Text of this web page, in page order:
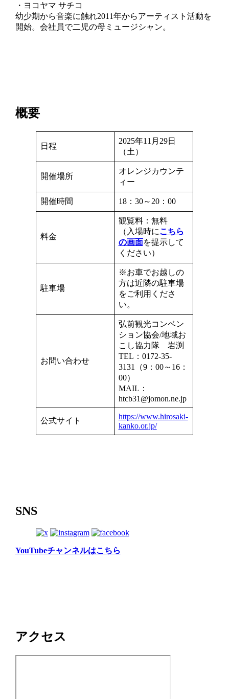
・ヨコヤマ サチコ
幼少期から音楽に触れ2011年からアーティスト活動を
開始。会社員で二児の母ミュージシャン。
概要
日程
2025年11月29日
（土）
開催場所
オレンジカウンテ
ィー
開催時間 18：30～20：00
料金
観覧料：無料
（入場時にこちら
の画面を提示して
ください）
駐車場
※お車でお越しの
方は近隣の駐車場
をご利用くださ
い。
お問い合わせ
弘前観光コンベン
ション協会/地域お
こし協力隊 岩渕
TEL：0172-35-
3131（9：00～16：
00）
MAIL：
htcb31@jomon.ne.jp
公式サイト
https://www.hirosaki-
kanko.or.jp/
SNS
YouTubeチャンネルはこちら
アクセス